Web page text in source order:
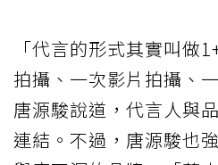
「代言的形式其實叫做
拍攝、一次影片拍攝、
唐源駿說道，代言人與
連結。不過，唐源駿也